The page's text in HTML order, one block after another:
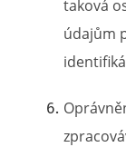
taková
údajům